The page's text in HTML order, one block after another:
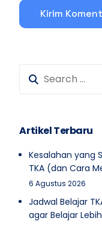
Artikel Terbaru
Kesalahan yang
TKA (dan Cara
6 Agustus 2026
Jadwal Belajar
agar Belajar